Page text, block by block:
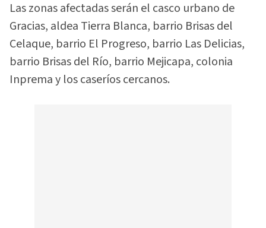
Las zonas afectadas serán el casco urbano de
Gracias, aldea Tierra Blanca, barrio Brisas del
Celaque, barrio El Progreso, barrio Las Delicias,
barrio Brisas del Río, barrio Mejicapa, colonia
Inprema y los caseríos cercanos.